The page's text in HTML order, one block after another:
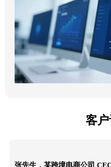
客
张先生，某跨境电商公司